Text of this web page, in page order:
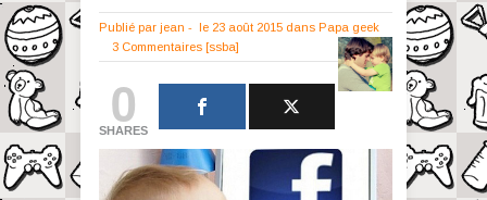
Publié par jean - le 23 août 2015 dans Papa geek
3 Commentaires [ssba]
0
SHARES